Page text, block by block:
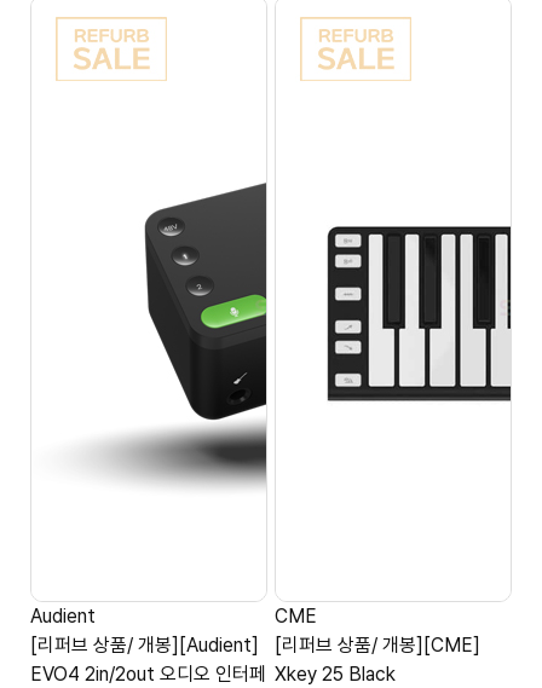
Audient
[리퍼브 상품/ 개봉][Audient]
EVO4 2in/2out 오디오 인터페
CME
[리퍼브 상품/ 개봉][CME]
Xkey 25 Black